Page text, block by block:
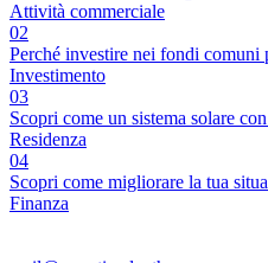
Attività commerciale
02
Perché investire nei fondi comuni
Investimento
03
Scopri come un sistema solare
Residenza
04
Scopri come migliorare la tua
Finanza